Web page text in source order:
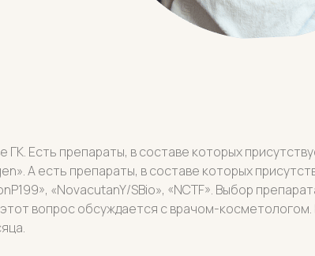
Есть препараты, в составе которых
А есть препараты, в составе которых
«NovacutanY/SBio», «NCTF». Выбор
вопрос обсуждается с врачом-